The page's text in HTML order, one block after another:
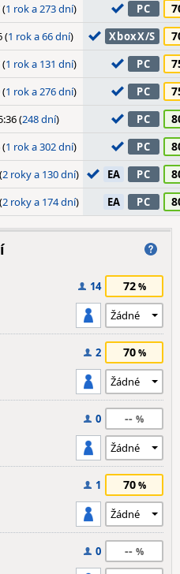
1 rok a 273 dní) PC
(1 rok a 66 dní) XboxX/S
1 rok a 131 dní) PC
1 rok a 276 dní) PC
(248 dní) PC
1 rok a 302 dní) PC
2 roky a 130 dní) EA PC
2 roky a 174 dní) EA PC
14 72
2 70
0 --
1 70
0 --